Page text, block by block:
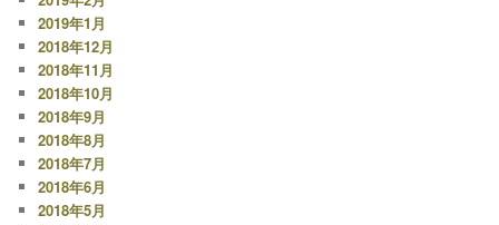
2019年1月
2018年12月
2018年11月
2018年10月
2018年9月
2018年8月
2018年7月
2018年6月
2018年5月